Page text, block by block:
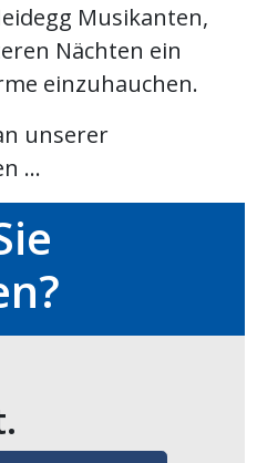
Musikanten,
Nächten ein
einzuhauchen.
unserer
...